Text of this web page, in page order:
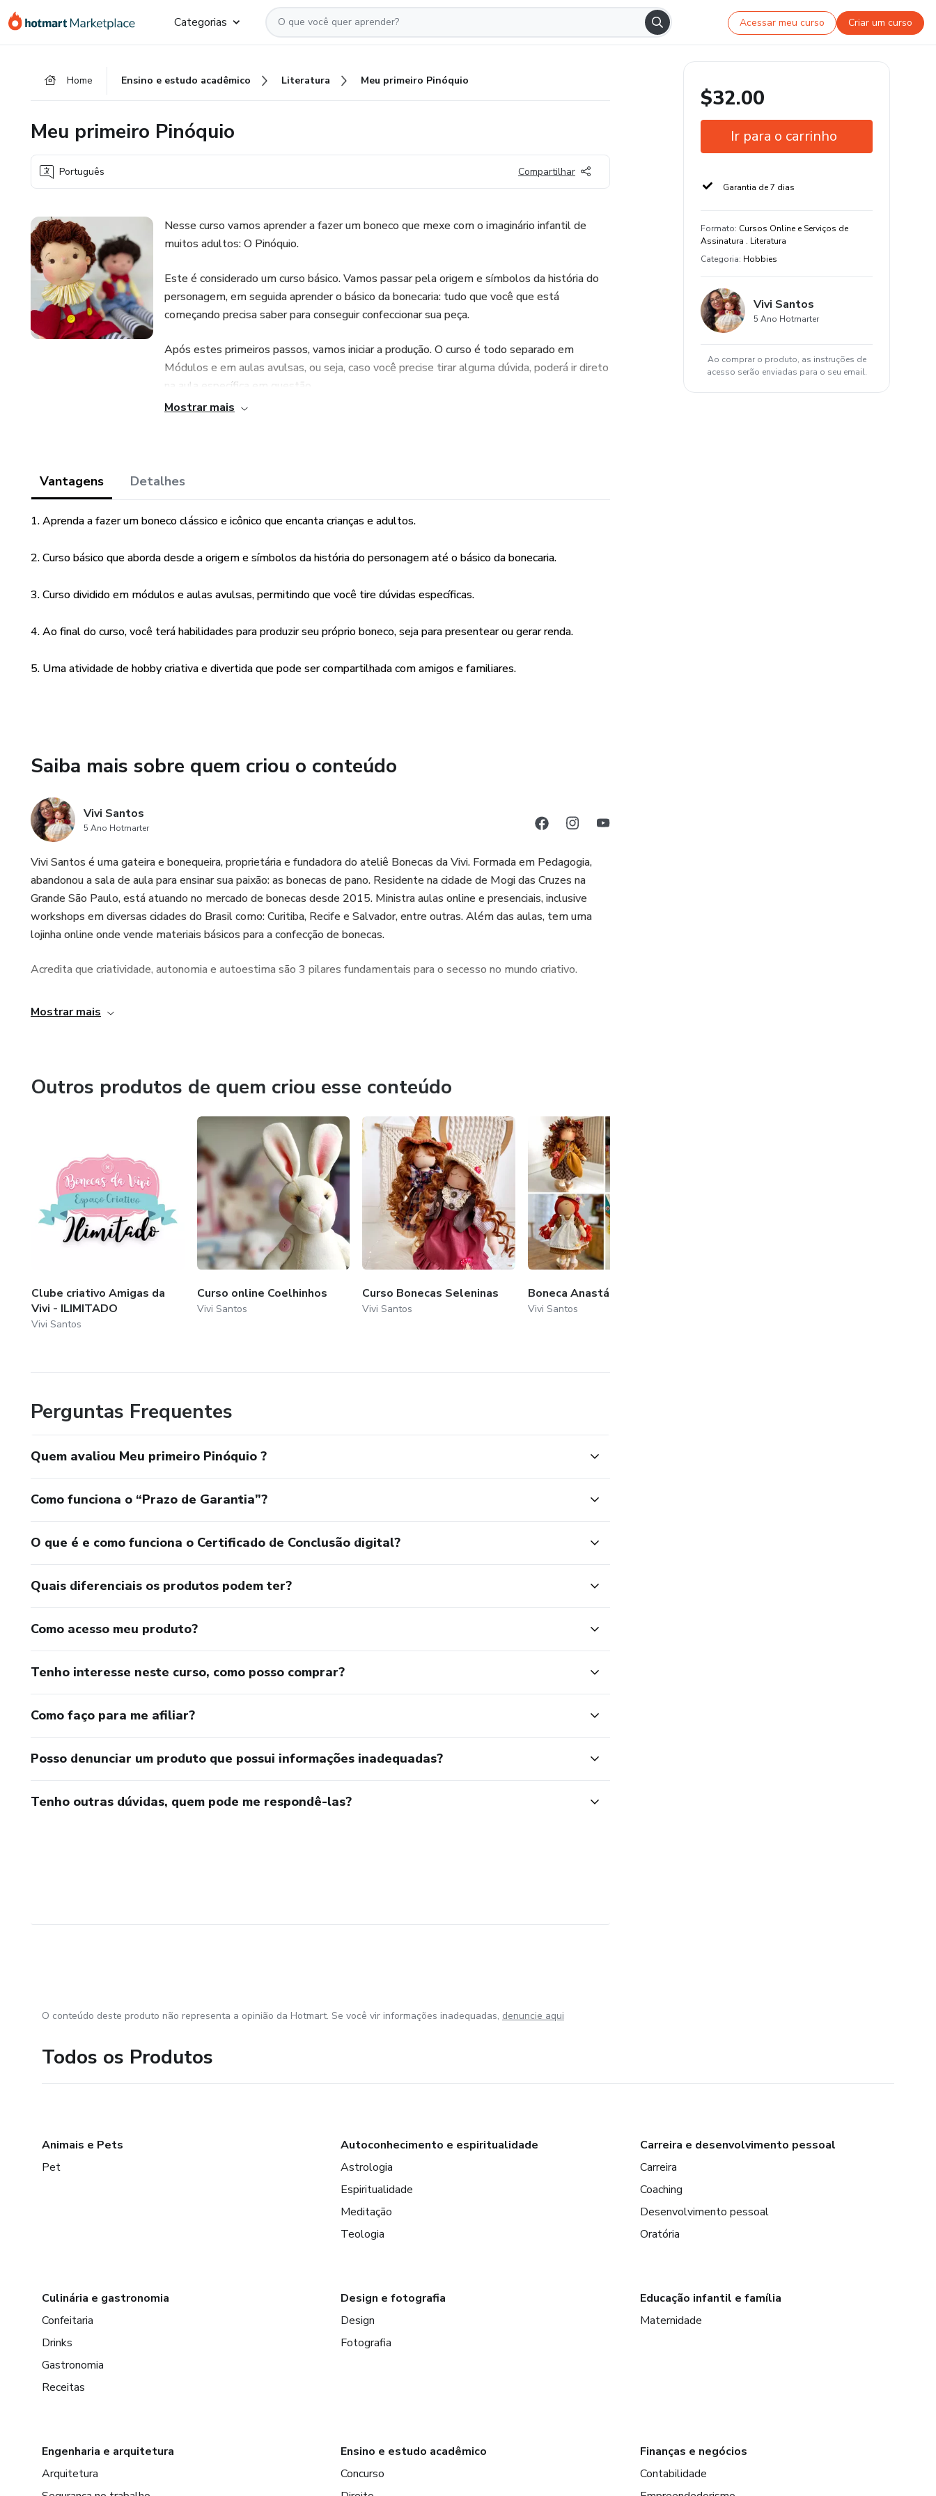
para
para
para
Categorias Acessar meu curso Criar um curso
Home Ensino e estudo acadêmico Literatura Meu primeiro Pinóquio
Meu primeiro Pinóquio
Português Compartilhar
Nesse curso vamos aprender a fazer um boneco que mexe com o imaginário infantil de
muitos adultos: O Pinóquio.
Este é considerado um curso básico. Vamos passar pela origem e símbolos da história do
personagem, em seguida aprender o básico da bonecaria: tudo que você que está
começando precisa saber para conseguir confeccionar sua peça.
Após estes primeiros passos, vamos iniciar a produção. O curso é todo separado em
Módulos e em aulas avulsas, ou seja, caso você precise tirar alguma dúvida, poderá ir direto
na aula específica em questão.
Mostrar mais
Vantagens Detalhes
1. Aprenda a fazer um boneco clássico e icônico que encanta crianças e adultos.
2. Curso básico que aborda desde a origem e símbolos da história do personagem até o básico da bonecaria.
3. Curso dividido em módulos e aulas avulsas, permitindo que você tire dúvidas específicas.
4. Ao final do curso, você terá habilidades para produzir seu próprio boneco, seja para presentear ou gerar renda.
5. Uma atividade de hobby criativa e divertida que pode ser compartilhada com amigos e familiares.
Saiba mais sobre quem criou o conteúdo
Vivi Santos
5 Ano Hotmarter
Vivi Santos é uma gateira e bonequeira, proprietária e fundadora do ateliê Bonecas da Vivi. Formada em Pedagogia,
abandonou a sala de aula para ensinar sua paixão: as bonecas de pano. Residente na cidade de Mogi das Cruzes na
Grande São Paulo, está atuando no mercado de bonecas desde 2015. Ministra aulas online e presenciais, inclusive
workshops em diversas cidades do Brasil como: Curitiba, Recife e Salvador, entre outras. Além das aulas, tem uma
lojinha online onde vende materiais básicos para a confecção de bonecas.
Acredita que criatividade, autonomia e autoestima são 3 pilares fundamentais para o secesso no mundo criativo.
Mostrar mais
Outros produtos de quem criou esse conteúdo
Clube criativo Amigas da
Vivi - ILIMITADO
Vivi Santos
Curso online Coelhinhos
Vivi Santos
Curso Bonecas Seleninas
Vivi Santos
Boneca Anastácia
Vivi Santos
Perguntas Frequentes
Quem avaliou Meu primeiro Pinóquio ?
Como funciona o “Prazo de Garantia”?
O que é e como funciona o Certificado de Conclusão digital?
Quais diferenciais os produtos podem ter?
Como acesso meu produto?
Tenho interesse neste curso, como posso comprar?
Como faço para me afiliar?
Posso denunciar um produto que possui informações inadequadas?
Tenho outras dúvidas, quem pode me respondê-las?
$32.00
Ir para o carrinho
Garantia de 7 dias
Formato: Cursos Online e Serviços de
Assinatura . Literatura
Categoria: Hobbies
Vivi Santos
5 Ano Hotmarter
Ao comprar o produto, as instruções de
acesso serão enviadas para o seu email.
O conteúdo deste produto não representa a opinião da Hotmart. Se você vir informações inadequadas, denuncie aqui
Todos os Produtos
Animais e Pets
Pet
Autoconhecimento e espiritualidade
Astrologia
Espiritualidade
Meditação
Teologia
Carreira e desenvolvimento pessoal
Carreira
Coaching
Desenvolvimento pessoal
Oratória
Culinária e gastronomia
Confeitaria
Drinks
Gastronomia
Receitas
Design e fotografia
Design
Fotografia
Educação infantil e família
Maternidade
Engenharia e arquitetura
Arquitetura
Ensino e estudo acadêmico
Concurso
Finanças e negócios
Contabilidade